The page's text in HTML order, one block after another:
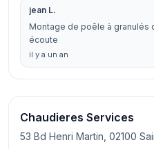
jean L.
Montage de poêle à granulés
écoute
il y a un an
Chaudieres Services
53 Bd Henri Martin, 02100